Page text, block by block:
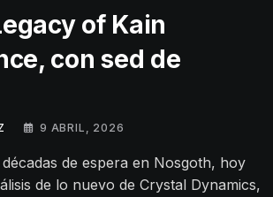
of Kain
con sed de
9 ABRIL, 2026
de espera en Nosgoth, hoy
de lo nuevo de Crystal Dynamics,